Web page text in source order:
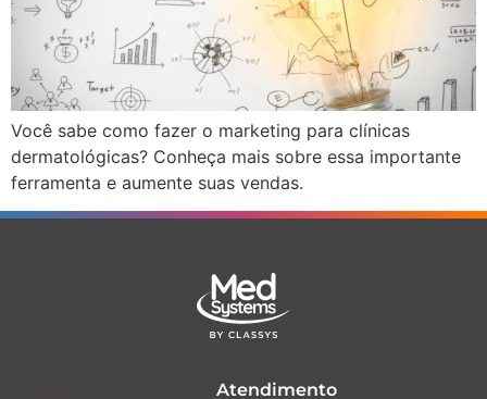
Você sabe como fazer o marketing para clínicas
dermatológicas? Conheça mais sobre essa importante
ferramenta e aumente suas vendas.
Atendimento